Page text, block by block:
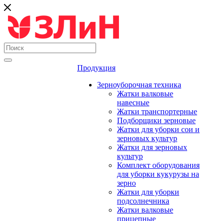
Продукция
Зерноуборочная техника
Жатки валковые
навесные
Жатки транспортерные
Подборщики зерновые
Жатки для уборки сои и
зерновых культур
Жатки для зерновых
культур
Комплект оборудования
для уборки кукурузы на
зерно
Жатки для уборки
подсолнечника
Жатки валковые
прицепные